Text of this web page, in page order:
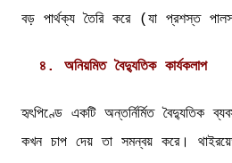
বড় পার্থক্য তৈরি করে (যা প্রশস্ত
৪. অনিয়মিত বৈদ্যুতিক কার্যকলাপ
হৃৎপিণ্ডে একটি অন্তর্নির্মিত বৈদ্যুতিক
কখন চাপ দেয় তা সমন্বয় করে।